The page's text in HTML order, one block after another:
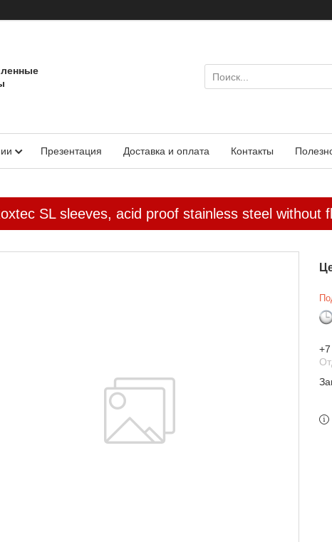
Презентация Доставка и оплата Контакты
SL sleeves, acid proof stainless steel